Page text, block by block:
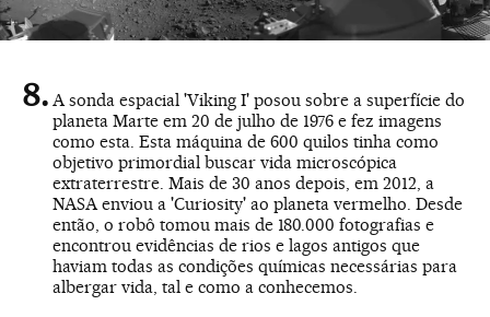
A sonda espacial 'Viking I' posou sobre a superfície do
planeta Marte em 20 de julho de 1976 e fez imagens
como esta. Esta máquina de 600 quilos tinha como
objetivo primordial buscar vida microscópica
extraterrestre. Mais de 30 anos depois, em 2012, a
NASA enviou a 'Curiosity' ao planeta vermelho. Desde
então, o robô tomou mais de 180.000 fotografias e
encontrou evidências de rios e lagos antigos que
haviam todas as condições químicas necessárias para
albergar vida, tal e como a conhecemos.